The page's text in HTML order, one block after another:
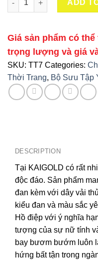
ADD
Giá sản phẩm có
trọng lượng và giá
SKU: TT7 Categories:
Thời Trang, Bộ Sưu Tập
DESCRIPTION
Tại KAIGOLD có rất
độc đáo. Sản phẩm
đan kèm với dây vải
kiểu đan và màu sắc
Hồ điệp với ý nghĩa
tượng của sự nữ tính
bay bươm bướm luôn
hứng bất tận trong